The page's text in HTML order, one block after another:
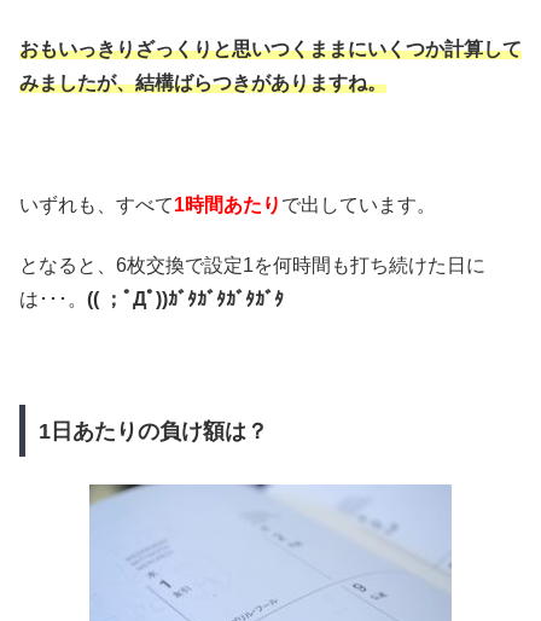
おもいっきりざっくりと思いつくままにいくつか計算して
みましたが、結構ばらつきがありますね。
いずれも、すべて1時間あたり で出しています。
となると、6枚交換で設定1を何時間も打ち続けた日に
は･･･。 (( ；ﾟДﾟ))ｶﾞﾀｶﾞﾀｶﾞﾀｶﾞﾀ
1日あたりの負け額は？